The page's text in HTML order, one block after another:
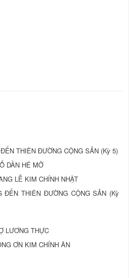
THIÊN ĐƯỜNG CỘNG SẢN (Kỳ 5)
DẦN HÉ MỞ
LỄ KIM CHÍNH NHẬT
ĐẾN THIÊN ĐƯỜNG CỘNG SẢN (Kỳ
LƯƠNG THỰC
ƠN KIM CHÍNH ÂN